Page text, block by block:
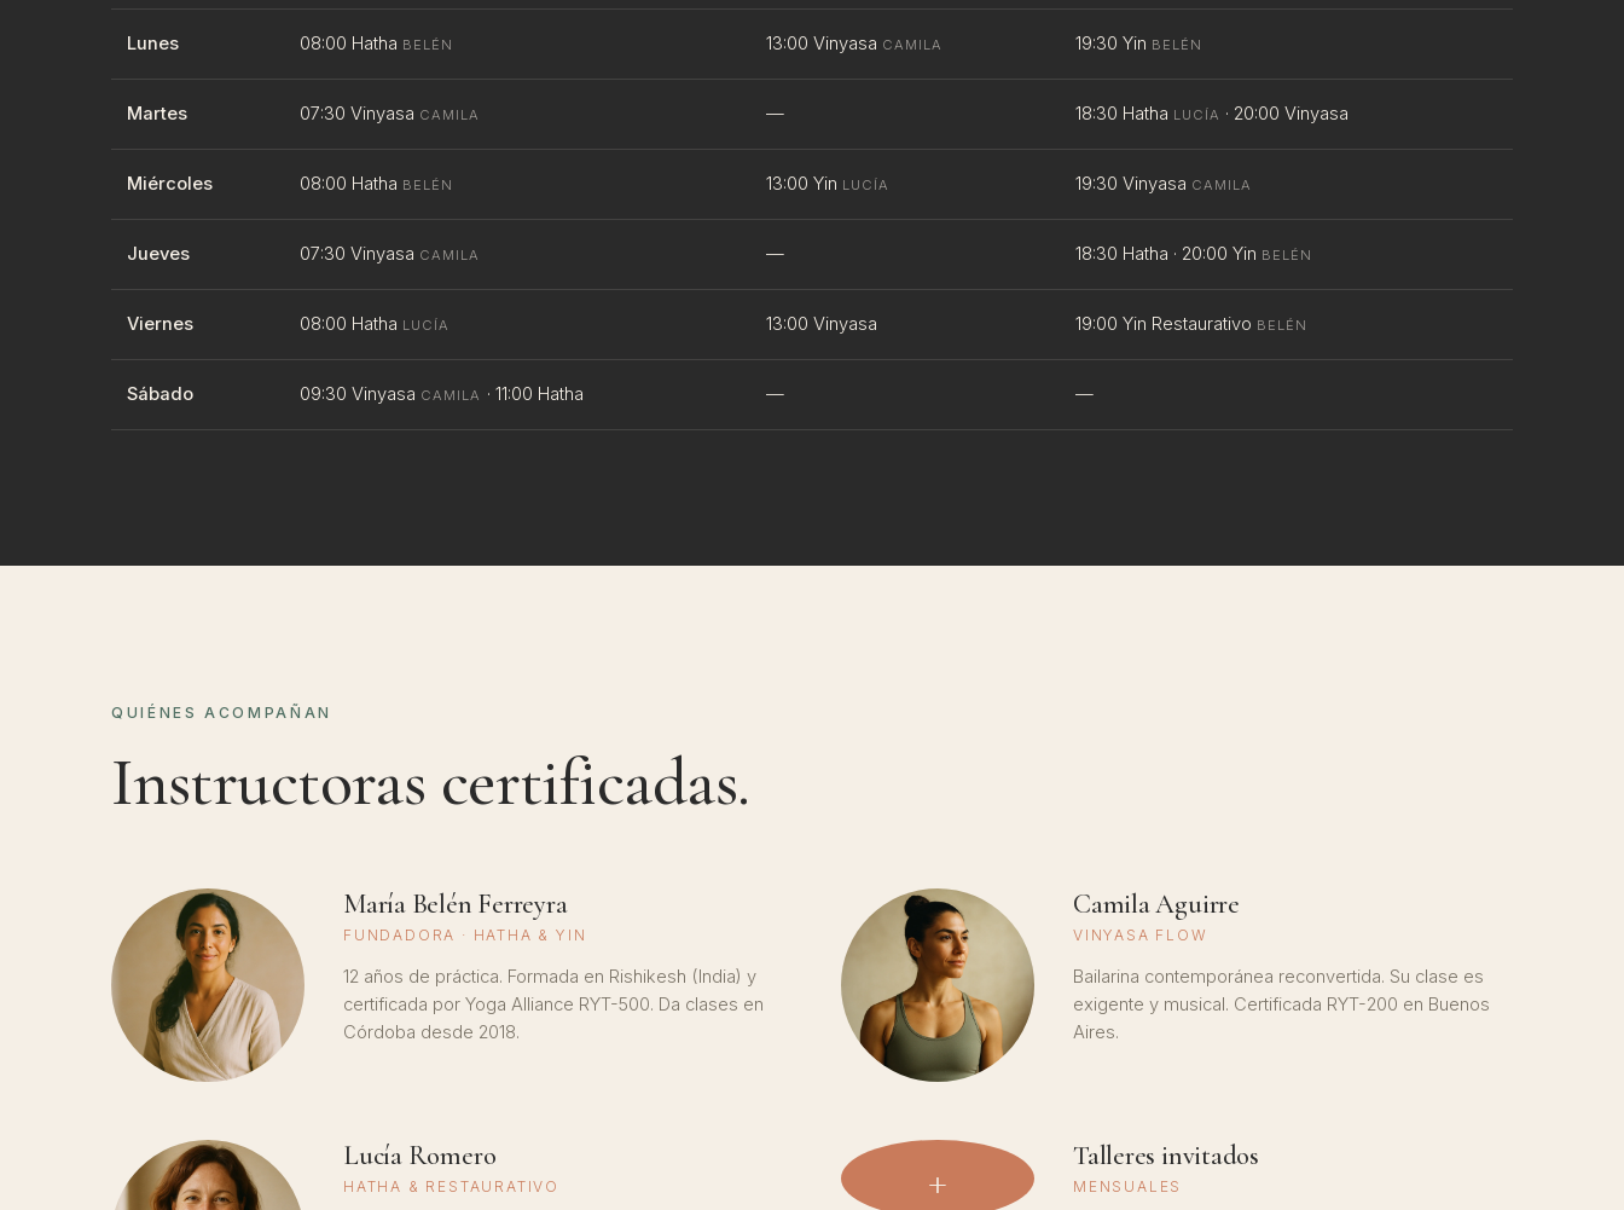
Lunes 08:00 Hatha BELÉN 13:00 Vinyasa CAMILA 19:30 Yin BELÉN
Martes 07:30 Vinyasa CAMILA — 18:30 Hatha LUCÍA · 20:00 Vinyasa
Miércoles 08:00 Hatha BELÉN 13:00 Yin LUCÍA 19:30 Vinyasa CAMILA
Jueves 07:30 Vinyasa CAMILA — 18:30 Hatha · 20:00 Yin BELÉN
Viernes 08:00 Hatha LUCÍA 13:00 Vinyasa 19:00 Yin Restaurativo BELÉN
Sábado 09:30 Vinyasa CAMILA · 11:00 Hatha — —
QUIÉNES ACOMPAÑAN
Instructoras certificadas.
María Belén Ferreyra
FUNDADORA · HATHA & YIN
12 años de práctica. Formada en Rishikesh (India) y
certificada por Yoga Alliance RYT-500. Da clases en
Córdoba desde 2018.
Camila Aguirre
VINYASA FLOW
Bailarina contemporánea reconvertida. Su clase es
exigente y musical. Certificada RYT-200 en Buenos
Aires.
Lucía Romero
HATHA & RESTAURATIVO + Talleres invitados
MENSUALES